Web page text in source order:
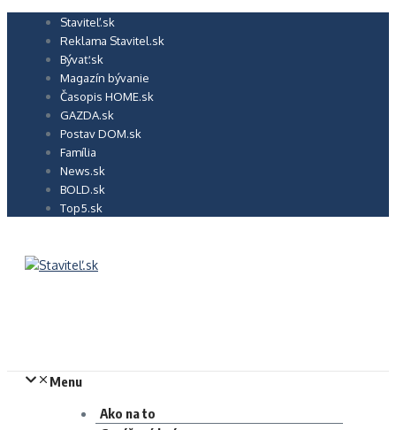
Preskočiť
Staviteľ.sk
Reklama Stavitel.sk
Bývať.sk
Magazín bývanie
Časopis HOME.sk
GAZDA.sk
Postav DOM.sk
Família
News.sk
BOLD.sk
Top5.sk
Menu
Ako na to